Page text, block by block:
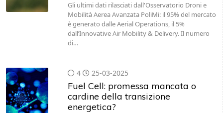
Gli ultimi dati rilasciati dall'Osservatorio Droni e
Mobilità Aerea Avanzata PoliMi: il 95% del mercato
è generato dalle Aerial Operations, il 5%
dall’Innovative Air Mobility & Delivery. Il numero
di…
4 25-03-2025
Fuel Cell: promessa mancata o
cardine della transizione
energetica?